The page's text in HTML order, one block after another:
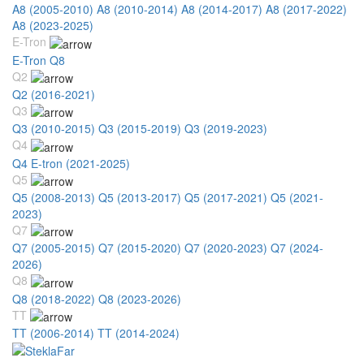
A8 (2005-2010) A8 (2010-2014) A8 (2014-2017) A8 (2017-2022)
A8 (2023-2025)
E-Tron
E-Tron Q8
Q2
Q2 (2016-2021)
Q3
Q3 (2010-2015) Q3 (2015-2019) Q3 (2019-2023)
Q4
Q4 E-tron (2021-2025)
Q5
Q5 (2008-2013) Q5 (2013-2017) Q5 (2017-2021) Q5 (2021-
2023)
Q7
Q7 (2005-2015) Q7 (2015-2020) Q7 (2020-2023) Q7 (2024-
2026)
Q8
Q8 (2018-2022) Q8 (2023-2026)
TT
TT (2006-2014) TT (2014-2024)